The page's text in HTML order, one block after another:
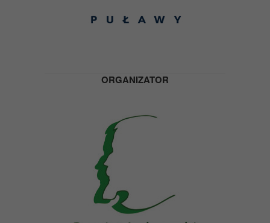
ORGANIZATOR